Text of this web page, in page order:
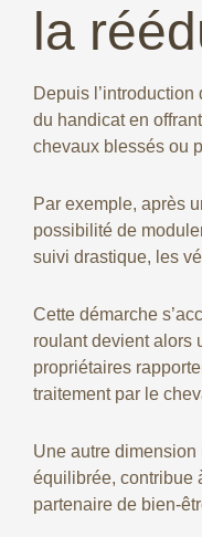
la
Depuis
du handicat en
chevaux blessés ou
Par exemple, après
possibilité de
suivi drastique, les
Cette démarche
roulant devient alors
propriétaires
traitement par le
Une autre
équilibrée, contribue
partenaire de bien-